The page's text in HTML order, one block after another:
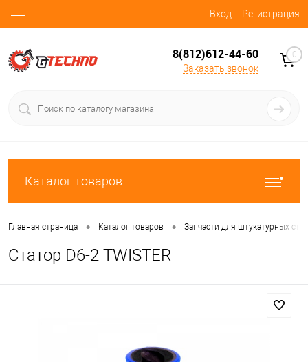
Вход Регистрация
8(812)612-44-60
Заказать звонок
0
Каталог товаров
Главная страница • Каталог товаров • Запчасти для штукатурных
Статор D6-2 TWISTER